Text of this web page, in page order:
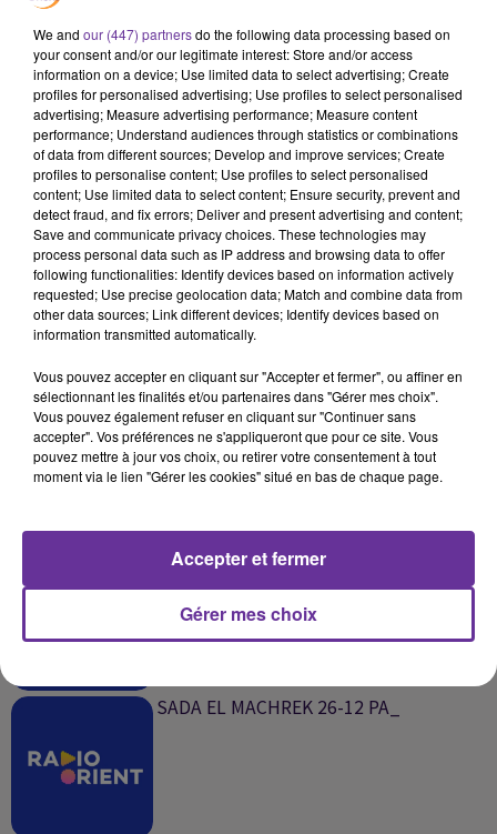
SADA EL MACHREK 11-12 PA_
0:00 4 min 55 sec
SUR LE MÊME SUJET
JA SOIR 30-12 PA_
SADA EL MAGHREB 26-12 PA_
SADA EL MACHREK 26-12 PA_
We and our (447) partnersdo the following data processing based on
your consent and/or our legitimate interest: Store and/or access
information on a device; Use limited data to select advertising; Create
profiles for personalised advertising; Use profiles to select personalised
advertising; Measure advertising performance; Measure content
performance; Understand audiences through statistics or combinations
of data from different sources; Develop and improve services; Create
profiles to personalise content; Use profiles to select personalised
content; Use limited data to select content; Ensure security, prevent and
detect fraud, and fix errors; Deliver and present advertising and content;
Save and communicate privacy choices. These technologies may
process personal data such as IP address and browsing data to offer
following functionalities: Identify devices based on information actively
requested; Use precise geolocation data; Match and combine data from
other data sources; Link different devices; Identify devices based on
information transmitted automatically.
Vous pouvez accepter en cliquant sur "Accepter et fermer", ou affiner en
sélectionnant les finalités et/ou partenaires dans "Gérer mes choix".
Vous pouvez également refuser en cliquant sur "Continuer sans
accepter". Vos préférences ne s'appliqueront que pour ce site. Vous
pouvez mettre à jour vos choix, ou retirer votre consentement à tout
moment via le lien "Gérer les cookies" situé en bas de chaque page.
Gérer mes choix
Accepter et fermer